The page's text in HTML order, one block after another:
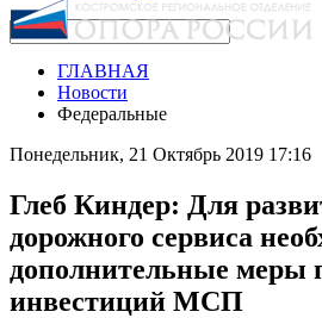
ГЛАВНАЯ
Новости
Федеральные
Понедельник, 21 Октябрь 2019 17:16
Глеб Киндер: Для
дорожного сервиса
дополнительные меры
инвестиций МСП